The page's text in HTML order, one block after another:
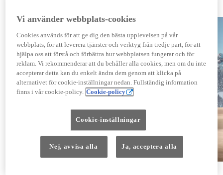
Vi använder webbplats-cookies
Cookies används för att ge dig den bästa upplevelsen på vår
webbplats, för att leverera tjänster och verktyg från tredje part, för att
hjälpa oss att förstå och förbättra hur webbplatsen fungerar och för
reklam. Vi rekommenderar att du behåller alla cookies, men om du inte
accepterar detta kan du enkelt ändra dem genom att klicka på
alternativet för cookie-inställningar nedan. Fullständig information
finns i vår cookie-policy. Cookie-policy
Cookie-inställningar
Nej, avvisa alla Ja, acceptera alla